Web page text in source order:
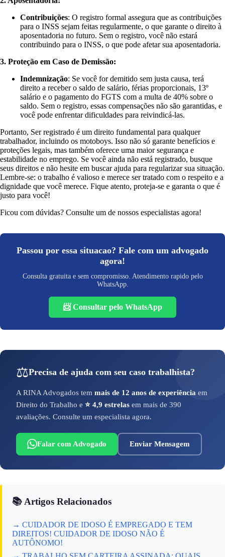
Contribuições: O registro formal assegura que as contribuições
para o INSS sejam feitas regularmente, o que garante o direito à
aposentadoria no futuro. Sem o registro, você não estará
contribuindo para o INSS, o que pode afetar sua aposentadoria.
3. Proteção em Caso de Demissão:
Indemnização: Se você for demitido sem justa causa, terá
direito a receber o saldo de salário, férias proporcionais, 13º
salário e o pagamento do FGTS com a multa de 40% sobre o
saldo. Sem o registro, essas compensações não são garantidas, e
você pode enfrentar dificuldades para reivindicá-las.
Portanto, Ser registrado é um direito fundamental para qualquer
trabalhador, incluindo os motoboys. Isso não só garante benefícios e
proteções legais, mas também oferece uma maior segurança e
estabilidade no emprego. Se você ainda não está registrado, busque
seus direitos e não hesite em buscar ajuda para regularizar sua situação.
Lembre-se: o trabalho é valioso e merece ser tratado com o respeito e a
dignidade que você merece. Fique atento, proteja-se e garanta o que é
justo para você!
Ficou com dúvidas? Consulte um de nossos especialistas agora!
Passou por essa situacao? Fale com um advogado
agora!
Consulta gratuita e sem compromisso. Atendimento rapido pelo
WhatsApp.
📨 Consultar pelo WhatsApp
⚖️Precisa de ajuda com seu caso trabalhista?
A RINA Advogados tem mais de 12 anos de experiência em
Direito do Trabalho e ⭐ 4,9 estrelas em mais de 390
avaliações. Consulte um especialista agora.
Falar com Advogado Enviar Mensagem
📚 Artigos Relacionados
→ CUIDADOR DE IDOSO É EMPREGADO E TEM
DIREITOS! CUIDADOR DE IDOSO NÃO É
AUTÔNOMO!